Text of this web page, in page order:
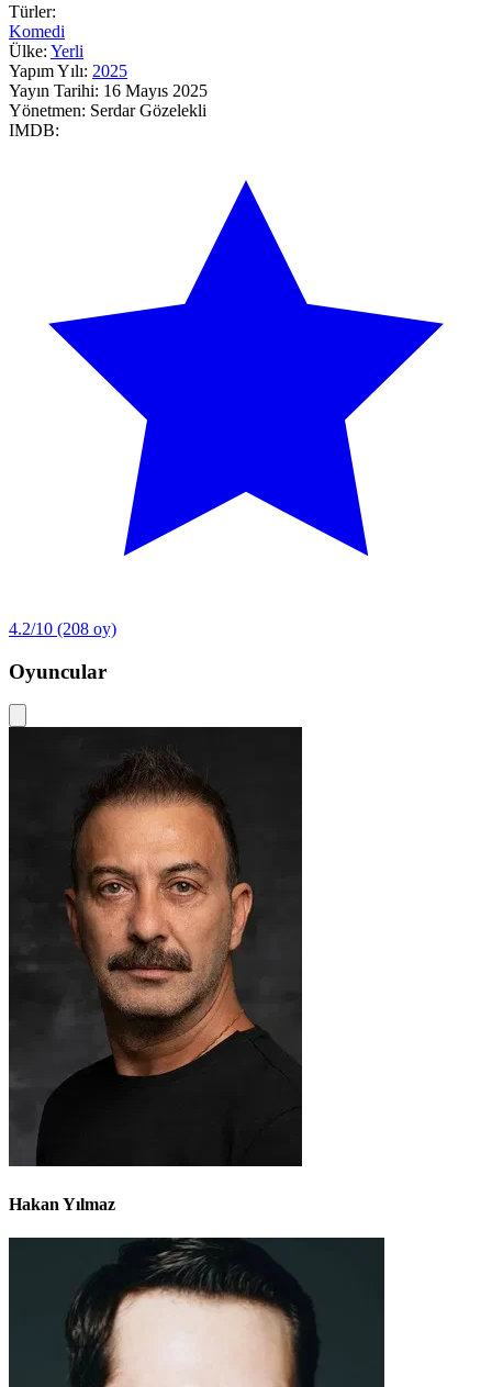
Türler:
Komedi
Ülke: Yerli
Yapım Yılı: 2025
Yayın Tarihi: 16 Mayıs 2025
Yönetmen: Serdar Gözelekli
IMDB:
4.2/10 (208 oy)
Oyuncular
Hakan Yılmaz